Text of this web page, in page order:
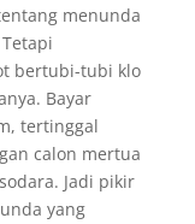
menunda
bertubi-tubi klo
Bayar
tertinggal
calon mertua
Jadi pikir
yang